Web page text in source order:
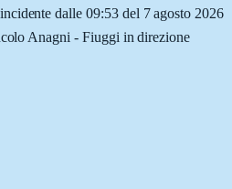
dalle 09:53 del 7 agosto 2026
Anagni - Fiuggi in direzione